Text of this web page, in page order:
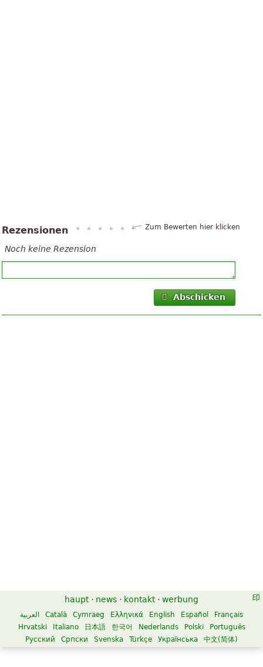
Rezensionen Zum Bewerten hier klicken
Noch keine Rezension
Abschicken
haupt · news · kontakt · werbung
العربية Català Cymraeg Ελληνικά English Español
Français
Hrvatski
Italiano 日本語 한국어 Nederlands Polski
Português
Русский
Српски Svenska Türkçe Українська 中文(简体)